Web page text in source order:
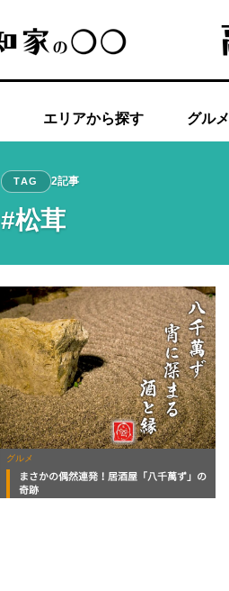
エリアから探す グルメ
TAG 2記事
#松茸
グルメ
まさかの偶然連発！居酒屋「八千萬ず」の
奇跡